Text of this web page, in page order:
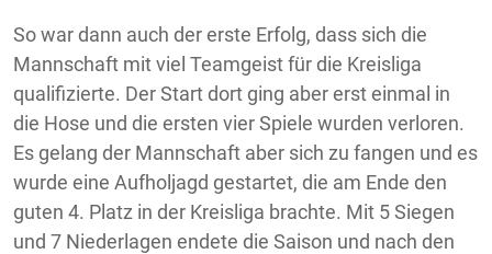
So war dann auch der erste Erfolg, dass sich die
Mannschaft mit viel Teamgeist für die Kreisliga
qualifizierte. Der Start dort ging aber erst einmal in
die Hose und die ersten vier Spiele wurden verloren.
Es gelang der Mannschaft aber sich zu fangen und es
wurde eine Aufholjagd gestartet, die am Ende den
guten 4. Platz in der Kreisliga brachte. Mit 5 Siegen
und 7 Niederlagen endete die Saison und nach den